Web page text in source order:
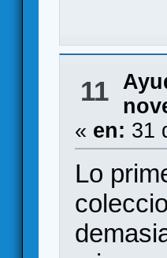
11
« en: 31
Lo